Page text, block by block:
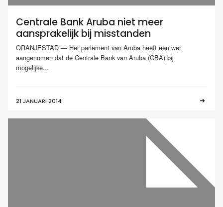
Centrale Bank Aruba niet meer
aansprakelijk bij misstanden
ORANJESTAD — Het parlement van Aruba heeft een wet
aangenomen dat de Centrale Bank van Aruba (CBA) bij
mogelijke...
21 JANUARI 2014